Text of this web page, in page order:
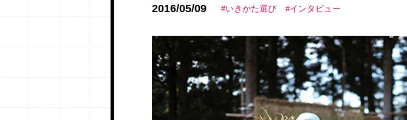
2016/05/09 #いきかた選び #インタビュー